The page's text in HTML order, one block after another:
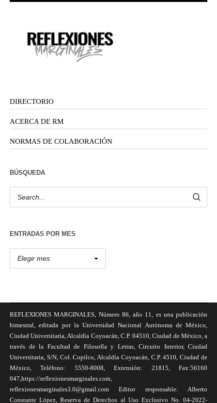
DIRECTORIO
ACERCA DE RM
NORMAS DE COLABORACIÓN
BÚSQUEDA
ENTRADAS POR MES
REFLEXIONES MARGINALES, Número 86, año 11, es una publicación
bimestral, editada por la Universidad Nacional Autónoma de México,
Ciudad Universitaria, Alcaldía Coyoacán, C.P. 04510, Ciudad de México, a
través de la Facultad de Filosofía y Letras, Circuito Interior, Ciudad
Universitaria, S/N, Col. Copilco, Alcaldía Coyoacán, C.P. 4510, Ciudad de
México, Teléfono: 5550-8008, Extensión: 21815, Fax:56160
047,https://reflexionesmarginales.com,
reflexionesmarginales3.0@gmail.com Editor responsable: Alberto
Constante López, Reserva de Derechos al Uso Exclusivo No. 04-2022-